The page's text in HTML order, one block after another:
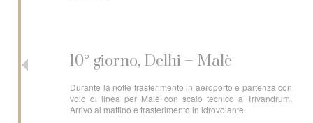
10° giorno, Delhi – Malè
Durante la notte trasferimento in aeroporto e partenza con
volo di linea per Malè con scalo tecnico a Trivandrum.
Arrivo al mattino e trasferimento in idrovolante.